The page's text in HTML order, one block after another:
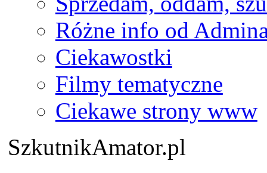
Różne info od
Ciekawostki
Filmy tematyczne
Ciekawe strony www
SzkutnikAmator.pl